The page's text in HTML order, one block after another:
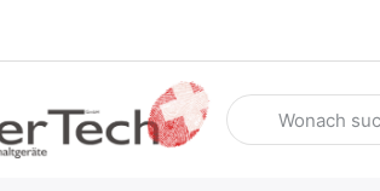
Geben Sie einen